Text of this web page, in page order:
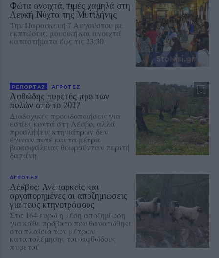
Φώτα ανοιχτά, τιμές χαμηλά στη
Λευκή Νύχτα της Μυτιλήνης
Την Παρασκευή 7 Αυγούστου με
εκπτώσεις, μουσική και ανοιχτά
καταστήματα έως τις 23:30
ΡΕΠΟΡΤΑΖ ΑΓΡΟΤΕΣ
Αφθώδης πυρετός προ των
πυλών από το 2017
Διαδοχικές προειδοποιήσεις για
εστίες κοντά στη Λέσβο, αλλά
προσλήψεις κτηνιάτρων δεν
έγιναν ποτέ και τα μέτρα
βιοασφάλειας θεωρούνταν περιτή
δαπάνη
ΑΓΡΟΤΕΣ
Λέσβος: Ανεπαρκείς και
αργοπορημένες οι αποζημιώσεις
για τους κτηνοτρόφους
Στα 164 ευρώ η μέση αποζημίωση
για κάθε πρόβατο που θανατώθηκε
στο πλαίσιο των μέτρων
καταπολέμησης του αφθώδους
πυρετού